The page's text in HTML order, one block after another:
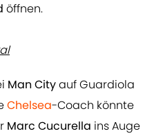
öffnen.
Man Cityauf Guardiola
Chelsea-Coach könnte
Marc Cucurella ins Auge